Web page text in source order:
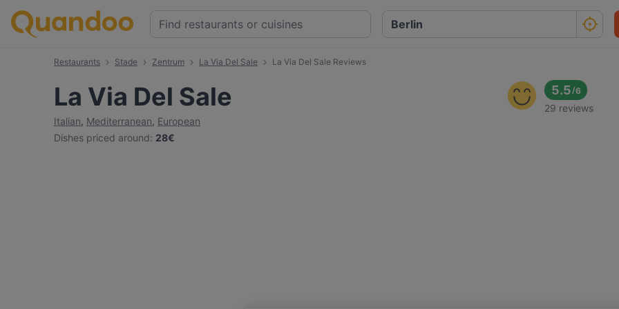
Restaurants Stade Zentrum La Via Del Sale La Via Del Sale Reviews
La Via Del Sale
Italian, Mediterranean, European
Dishes priced around: 28€
5.5/6
29 reviews